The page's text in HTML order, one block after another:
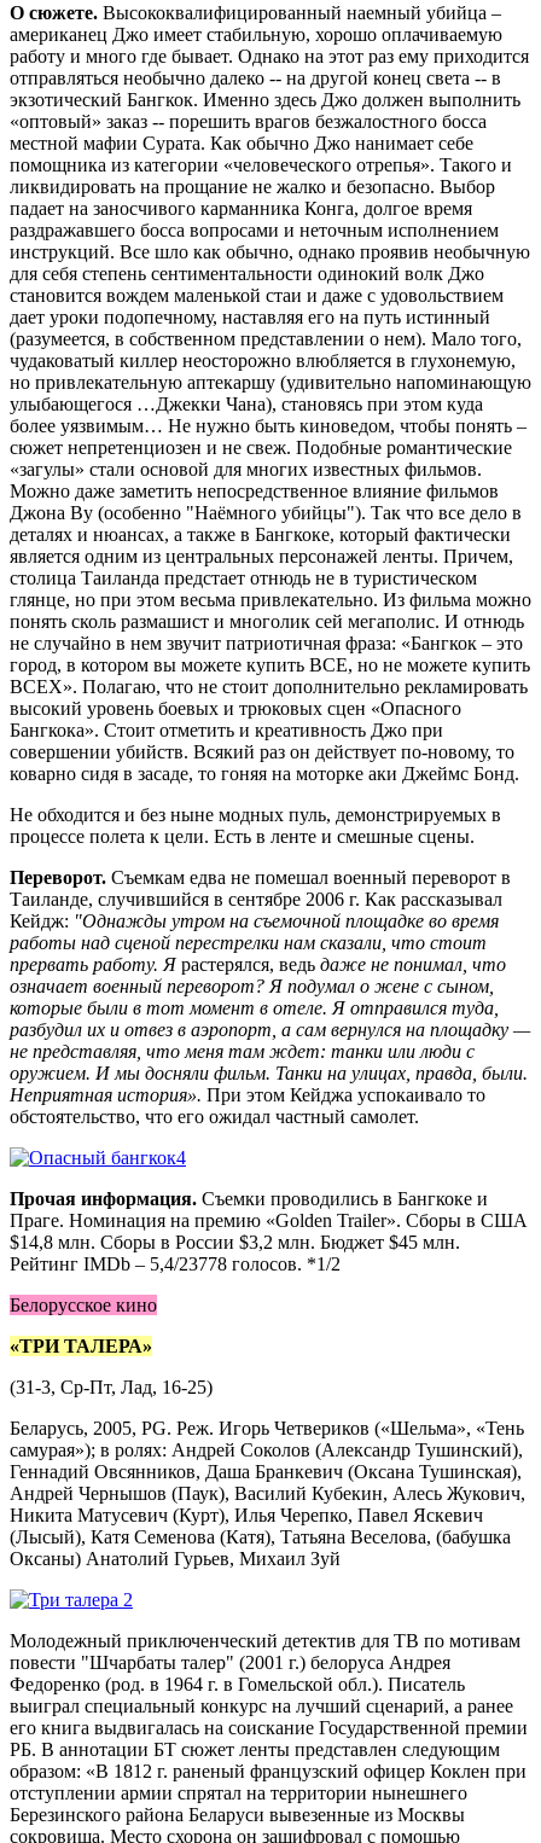
О сюжете. Высококвалифицированный наемный убийца –
американец Джо имеет стабильную, хорошо оплачиваемую
работу и много где бывает. Однако на этот раз ему приходится
отправляться необычно далеко -- на другой конец света -- в
экзотический Бангкок. Именно здесь Джо должен выполнить
«оптовый» заказ -- порешить врагов безжалостного босса
местной мафии Сурата. Как обычно Джо нанимает себе
помощника из категории «человеческого отрепья». Такого и
ликвидировать на прощание не жалко и безопасно. Выбор
падает на заносчивого карманника Конга, долгое время
раздражавшего босса вопросами и неточным исполнением
инструкций. Все шло как обычно, однако проявив необычную
для себя степень сентиментальности одинокий волк Джо
становится вождем маленькой стаи и даже с удовольствием
дает уроки подопечному, наставляя его на путь истинный
(разумеется, в собственном представлении о нем). Мало того,
чудаковатый киллер неосторожно влюбляется в глухонемую,
но привлекательную аптекаршу (удивительно напоминающую
улыбающегося …Джекки Чана), становясь при этом куда
более уязвимым… Не нужно быть киноведом, чтобы понять –
сюжет непретенциозен и не свеж. Подобные романтические
«загулы» стали основой для многих известных фильмов.
Можно даже заметить непосредственное влияние фильмов
Джона Ву (особенно "Наёмного убийцы"). Так что все дело в
деталях и нюансах, а также в Бангкоке, который фактически
является одним из центральных персонажей ленты. Причем,
столица Таиланда предстает отнюдь не в туристическом
глянце, но при этом весьма привлекательно. Из фильма можно
понять сколь размашист и многолик сей мегаполис. И отнюдь
не случайно в нем звучит патриотичная фраза: «Бангкок – это
город, в котором вы можете купить ВСЕ, но не можете купить
ВСЕХ». Полагаю, что не стоит дополнительно рекламировать
высокий уровень боевых и трюковых сцен «Опасного
Бангкока». Стоит отметить и креативность Джо при
совершении убийств. Всякий раз он действует по-новому, то
коварно сидя в засаде, то гоняя на моторке аки Джеймс Бонд.
Не обходится и без ныне модных пуль, демонстрируемых в
процессе полета к цели. Есть в ленте и смешные сцены.
Переворот. Съемкам едва не помешал военный переворот в
Таиланде, случившийся в сентябре 2006 г. Как рассказывал
Кейдж: "Однажды утром на съемочной площадке во время
работы над сценой перестрелки нам сказали, что стоит
прервать работу. Я растерялся, ведь даже не понимал, что
означает военный переворот? Я подумал о жене с сыном,
которые были в тот момент в отеле. Я отправился туда,
разбудил их и отвез в аэропорт, а сам вернулся на площадку —
не представляя, что меня там ждет: танки или люди с
оружием. И мы досняли фильм. Танки на улицах, правда, были.
Неприятная история». При этом Кейджа успокаивало то
обстоятельство, что его ожидал частный самолет.
Прочая информация. Съемки проводились в Бангкоке и
Праге. Номинация на премию «Golden Trailer». Сборы в США
$14,8 млн. Сборы в России $3,2 млн. Бюджет $45 млн.
Рейтинг IMDb – 5,4/23778 голосов. *1/2
Белорусское кино
«ТРИ ТАЛЕРА»
(31-3, Ср-Пт, Лад, 16-25)
Беларусь, 2005, PG. Реж. Игорь Четвериков («Шельма», «Тень
самурая»); в ролях: Андрей Соколов (Александр Тушинский),
Геннадий Овсянников, Даша Бранкевич (Оксана Тушинская),
Андрей Чернышов (Паук), Василий Кубекин, Алесь Жукович,
Никита Матусевич (Курт), Илья Черепко, Павел Яскевич
(Лысый), Катя Семенова (Катя), Татьяна Веселова, (бабушка
Оксаны) Анатолий Гурьев, Михаил Зуй
Молодежный приключенческий детектив для ТВ по мотивам
повести "Шчарбаты талер" (2001 г.) белоруса Андрея
Федоренко (род. в 1964 г. в Гомельской обл.). Писатель
выиграл специальный конкурс на лучший сценарий, а ранее
его книга выдвигалась на соискание Государственной премии
РБ. В аннотации БТ сюжет ленты представлен следующим
образом: «В 1812 г. раненый французский офицер Коклен при
отступлении армии спрятал на территории нынешнего
Березинского района Беларуси вывезенные из Москвы
сокровища. Место схорона он зашифровал с помощью